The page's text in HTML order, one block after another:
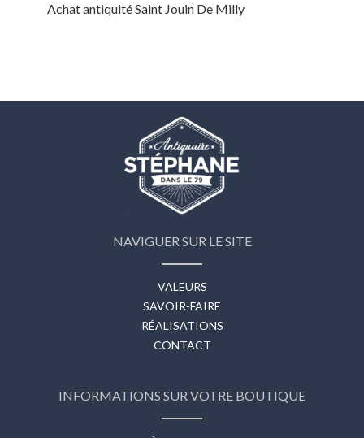
Achat antiquité Saint Jouin De Milly
NAVIGUER SUR LE SITE
VALEURS
SAVOIR-FAIRE
RÉALISATIONS
CONTACT
INFORMATIONS SUR VOTRE BOUTIQUE